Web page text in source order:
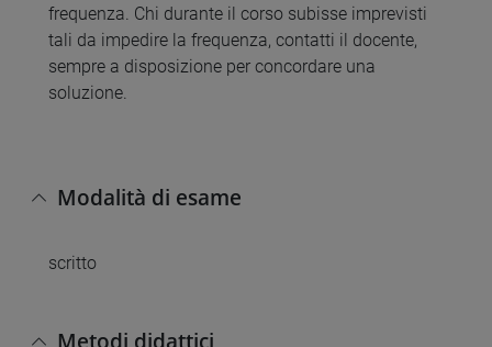
frequenza. Chi durante il corso subisse imprevisti
tali da impedire la frequenza, contatti il docente,
sempre a disposizione per concordare una
soluzione.
Modalità di esame
scritto
Metodi didattici